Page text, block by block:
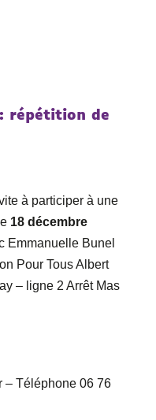
: répétition de
à participer à une
18 décembre
Bunel
Pour Tous Albert
– ligne 2 Arrêt Mas
– Téléphone 06 76